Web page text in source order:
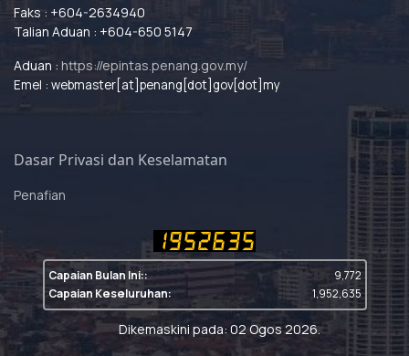
Faks : +604-2634940
Talian Aduan : +604-650 5147
Aduan : https://epintas.penang.gov.my/
Emel : webmaster[at]penang[dot]gov[dot]my
Dasar Privasi dan Keselamatan
Penafian
Capaian Bulan Ini::
9,772
Capaian Keseluruhan:
1,952,635
Dikemaskini pada: 02 Ogos 2026.